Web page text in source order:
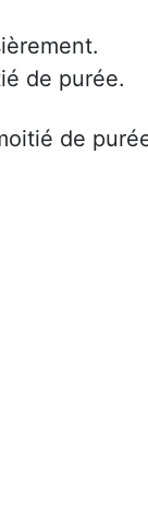
de purée.
de